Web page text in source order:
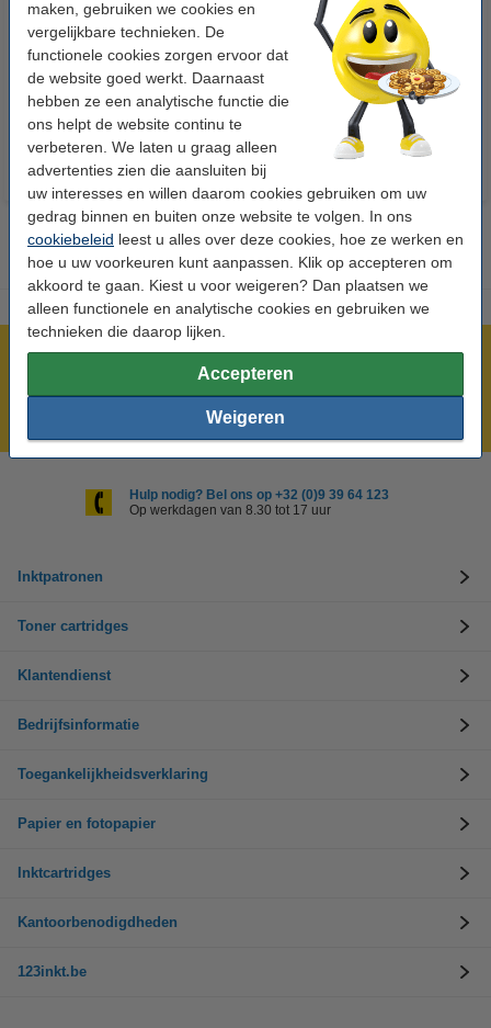
maken, gebruiken we cookies en
vergelijkbare technieken. De
functionele cookies zorgen ervoor dat
de website goed werkt. Daarnaast
hebben ze een analytische functie die
ons helpt de website continu te
verbeteren. We laten u graag alleen
advertenties zien die aansluiten bij
uw interesses en willen daarom cookies gebruiken om uw
gedrag binnen en buiten onze website te volgen. In ons
cookiebeleid leest u alles over deze cookies, hoe ze werken en
hoe u uw voorkeuren kunt aanpassen. Klik op accepteren om
akkoord te gaan. Kiest u voor weigeren? Dan plaatsen we
alleen functionele en analytische cookies en gebruiken we
technieken die daarop lijken.
Accepteren
Weigeren
123inkt kopieerpapier 1 pak van
500 vellen A4 - 80 g/m²
€ 7,25 Incl. 21% btw
123inkt kopieerpapier 1 doos
van 2500 vellen A4 - 80 g/m²
€ 33,50 Incl. 21% btw
Meer dan 5 miljoen klanten!
Voor 22.00 uur besteld, morgen in huis!
Hulp nodig? Bel ons op +32 (0)9 39 64 123
Op werkdagen van 8.30 tot 17 uur
Inktpatronen
Toner cartridges
Klantendienst
Bedrijfsinformatie
Toegankelijkheidsverklaring
Papier en fotopapier
Inktcartridges
Kantoorbenodigdheden
123inkt.be